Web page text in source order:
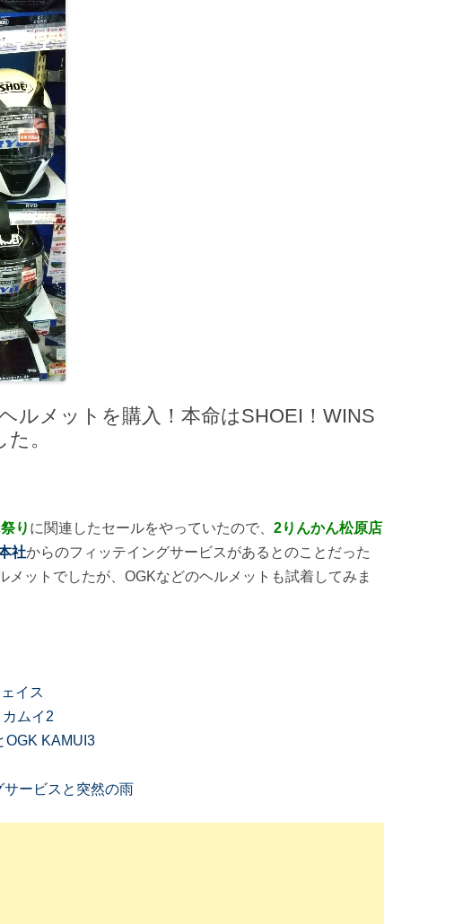
ルメットを購入！本命はSHOEI！WINS
。
り に関連したセールをやっていたので、 2りんかん松原店
社からのフィッテイングサービスがあるとのことだった
メットでしたが、OGKなどのヘルメットも試着してみま
イス
ムイ2
OGK KAMUI3
ービスと突然の雨